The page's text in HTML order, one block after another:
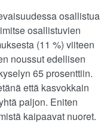
osallistua
osallistuvien
(11 %) viiteen
noussut edellisen
65 prosenttiin.
että kasvokkain
paljon. Eniten
kaipaavat nuoret.